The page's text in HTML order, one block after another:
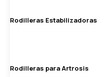
Rodilleras Estabilizadoras
Rodilleras para Artrosis